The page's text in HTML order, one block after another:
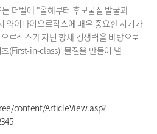
더벨에 "올해부터 후보물질 발굴과
와이바이오로직스에 매우 중요한 시기가
로직스가 지닌 항체 경쟁력을 바탕으로
(First-in-class)' 물질을 만들어 낼
content/ArticleView.asp?